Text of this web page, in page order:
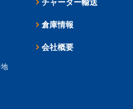
チャーター輸送
倉庫情報
会社概要
地